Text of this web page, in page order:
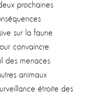
prochaines
sur la faune
convaincre
des menaces
animaux
étroite des